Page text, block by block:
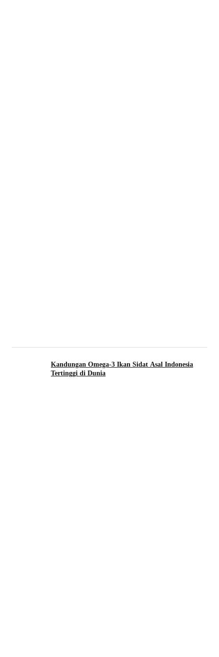
Kandungan Omega-3 Ikan Sidat Asal Indonesia
Tertinggi di Dunia